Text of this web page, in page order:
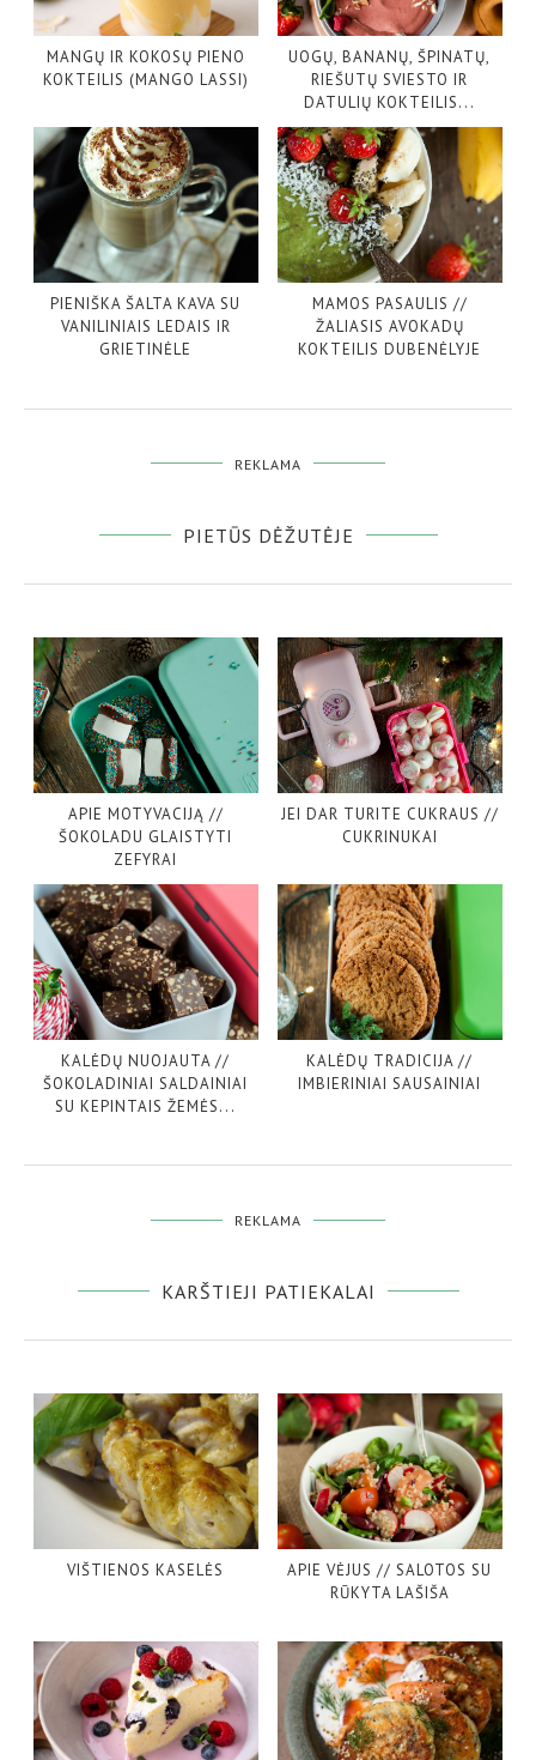
MANGŲ IR KOKOSŲ PIENO
KOKTEILIS (MANGO LASSI)
UOGŲ, BANANŲ, ŠPINATŲ,
RIEŠUTŲ SVIESTO IR
DATULIŲ KOKTEILIS...
PIENIŠKA ŠALTA KAVA SU
VANILINIAIS LEDAIS IR
GRIETINĖLE
MAMOS PASAULIS //
ŽALIASIS AVOKADŲ
KOKTEILIS DUBENĖLYJE
REKLAMA
PIETŪS DĖŽUTĖJE
APIE MOTYVACIJĄ //
ŠOKOLADU GLAISTYTI
ZEFYRAI
JEI DAR TURITE CUKRAUS //
CUKRINUKAI
KALĖDŲ NUOJAUTA //
ŠOKOLADINIAI SALDAINIAI
SU KEPINTAIS ŽEMĖS...
KALĖDŲ TRADICIJA //
IMBIERINIAI SAUSAINIAI
REKLAMA
KARŠTIEJI PATIEKALAI
VIŠTIENOS KASELĖS
APIE VĖJUS // SALOTOS SU
RŪKYTA LAŠIŠA